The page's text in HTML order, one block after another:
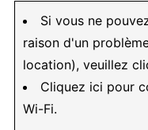
Si vous ne
raison d'un
location), veuillez
Cliquez ici pour
Wi-Fi.